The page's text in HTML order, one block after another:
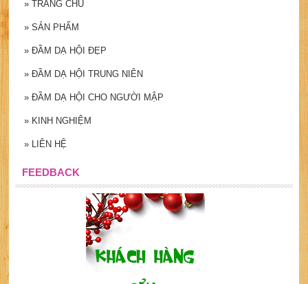
» TRANG CHỦ
» SẢN PHẨM
» ĐẦM DẠ HỘI ĐẸP
» ĐẦM DẠ HỘI TRUNG NIÊN
» ĐẦM DẠ HỘI CHO NGƯỜI MẬP
» KINH NGHIỆM
» LIÊN HỆ
FEEDBACK